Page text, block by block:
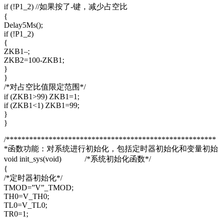
if (!P1_2) //如果按了-键，减少占空比
{
Delay5Ms();
if (!P1_2)
{
ZKB1–;
ZKB2=100-ZKB1;
}
}
/*对占空比值限定范围*/
if (ZKB1>99) ZKB1=1;
if (ZKB1<1) ZKB1=99;
}
}
/******************************************************
*函数功能：对系统进行初始化，包括定时器初始化和变量初
void init_sys(void) /*系统初始化函数*/
{
/*定时器初始化*/
TMOD=”V”_TMOD;
TH0=V_TH0;
TL0=V_TL0;
TR0=1;